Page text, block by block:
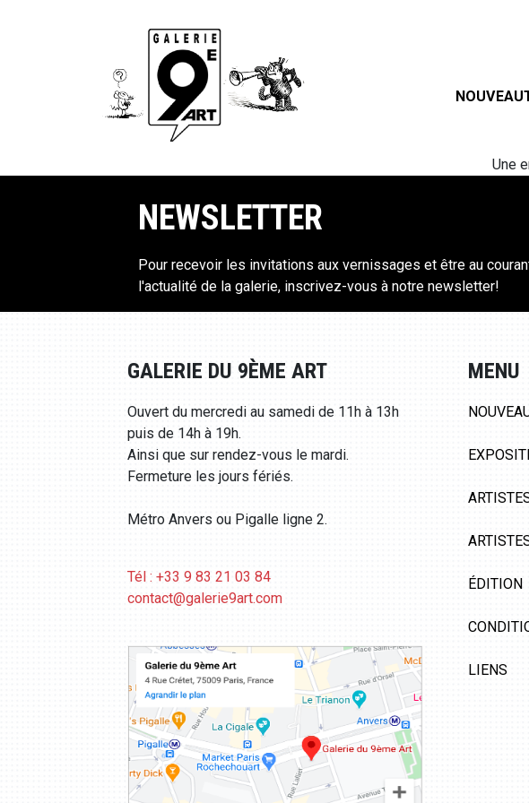
Une
NEWSLETTER
Pour recevoir les invitations aux vernissages et être au
l'actualité de la galerie, inscrivez-vous à notre newsletter!
GALERIE DU 9ÈME ART
Ouvert du mercredi au samedi de 11h à 13h
puis de 14h à 19h.
Ainsi que sur rendez-vous le mardi.
Fermeture les jours fériés.
Métro Anvers ou Pigalle ligne 2.
Tél : +33 9 83 21 03 84
contact@galerie9art.com
MENU
ÉDITION
LIENS